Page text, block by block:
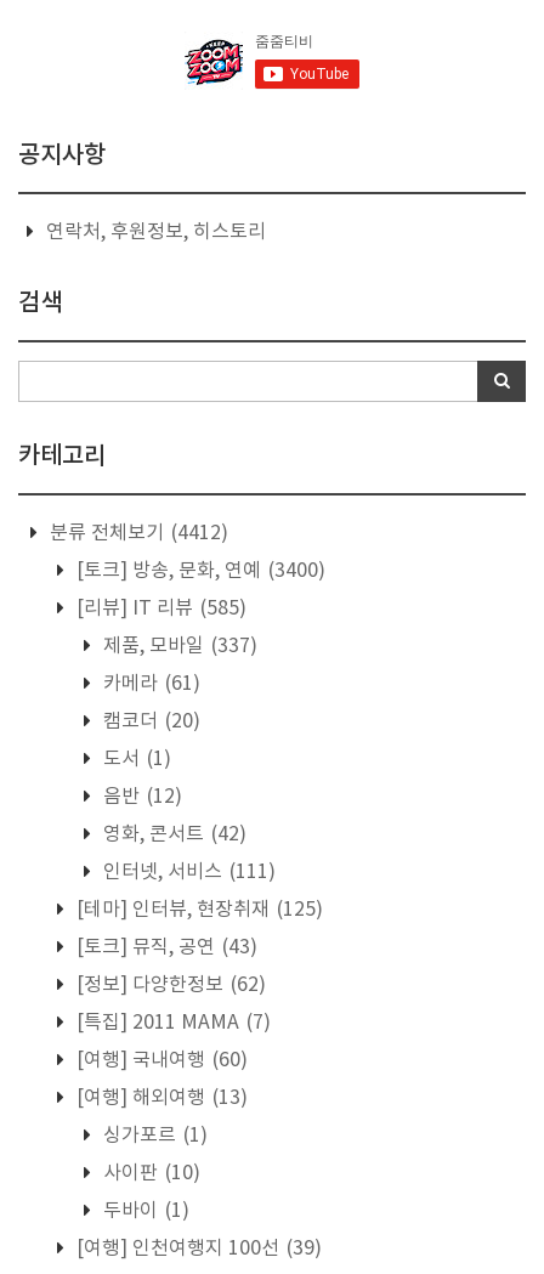
공지사항
연락처, 후원정보, 히스토리
검색
카테고리
분류 전체보기
(4412)
[토크] 방송, 문화, 연예
(3400)
[리뷰] IT 리뷰 (585)
제품, 모바일 (337)
카메라 (61)
캠코더 (20)
도서 (1)
음반 (12)
영화, 콘서트 (42)
인터넷, 서비스 (111)
[테마] 인터뷰, 현장취재 (125)
[토크] 뮤직, 공연 (43)
[정보] 다양한정보 (62)
[특집] 2011 MAMA (7)
[여행] 국내여행 (60)
[여행] 해외여행 (13)
싱가포르 (1)
사이판 (10)
두바이
(1)
[여행] 인천여행지 100선 (39)